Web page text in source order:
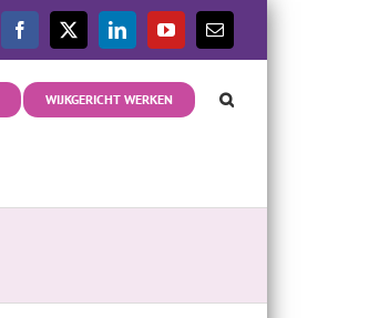
Facebook
X LinkedInYouTube
E-
mail
WIJKGERICHT WERKEN